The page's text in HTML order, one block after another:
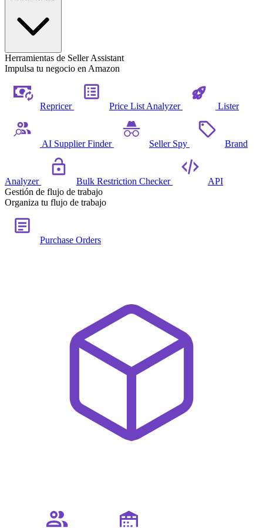
Herramientas de Seller Assistant
Impulsa tu negocio en Amazon
Repricer Price List Analyzer Lister
AI Supplier Finder Seller Spy Brand
Analyzer Bulk Restriction Checker
API
Gestión de flujo de trabajo
Organiza tu flujo de trabajo
Purchase Orders